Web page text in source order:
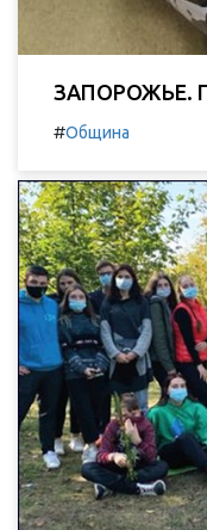
ЗАПОРОЖЬЕ.
#Община